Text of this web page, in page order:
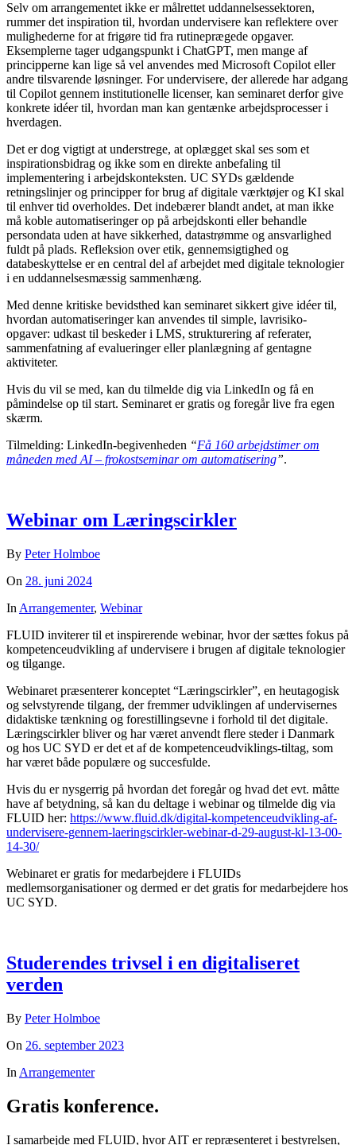
Selv om arrangementet ikke er målrettet uddannelsessektoren,
rummer det inspiration til, hvordan undervisere kan reflektere over
mulighederne for at frigøre tid fra rutineprægede opgaver.
Eksemplerne tager udgangspunkt i ChatGPT, men mange af
principperne kan lige så vel anvendes med Microsoft Copilot eller
andre tilsvarende løsninger. For undervisere, der allerede har adgang
til Copilot gennem institutionelle licenser, kan seminaret derfor give
konkrete idéer til, hvordan man kan gentænke arbejdsprocesser i
hverdagen.
Det er dog vigtigt at understrege, at oplægget skal ses som et
inspirationsbidrag og ikke som en direkte anbefaling til
implementering i arbejdskonteksten. UC SYDs gældende
retningslinjer og principper for brug af digitale værktøjer og KI skal
til enhver tid overholdes. Det indebærer blandt andet, at man ikke
må koble automatiseringer op på arbejdskonti eller behandle
persondata uden at have sikkerhed, datastrømme og ansvarlighed
fuldt på plads. Refleksion over etik, gennemsigtighed og
databeskyttelse er en central del af arbejdet med digitale teknologier
i en uddannelsesmæssig sammenhæng.
Med denne kritiske bevidsthed kan seminaret sikkert give idéer til,
hvordan automatiseringer kan anvendes til simple, lavrisiko-
opgaver: udkast til beskeder i LMS, strukturering af referater,
sammenfatning af evalueringer eller planlægning af gentagne
aktiviteter.
Hvis du vil se med, kan du tilmelde dig via LinkedIn og få en
påmindelse op til start. Seminaret er gratis og foregår live fra egen
skærm.
Tilmelding: LinkedIn-begivenheden “Få 160 arbejdstimer om
måneden med AI – frokostseminar om automatisering”.
Webinar om Læringscirkler
By Peter Holmboe
On 28. juni 2024
In Arrangementer, Webinar
FLUID inviterer til et inspirerende webinar, hvor der sættes fokus på
kompetenceudvikling af undervisere i brugen af digitale teknologier
og tilgange.
Webinaret præsenterer konceptet “Læringscirkler”, en heutagogisk
og selvstyrende tilgang, der fremmer udviklingen af undervisernes
didaktiske tænkning og forestillingsevne i forhold til det digitale.
Læringscirkler bliver og har været anvendt flere steder i Danmark
og hos UC SYD er det et af de kompetenceudviklings-tiltag, som
har været både populære og succesfulde.
Hvis du er nysgerrig på hvordan det foregår og hvad det evt. måtte
have af betydning, så kan du deltage i webinar og tilmelde dig via
FLUID her: https://www.fluid.dk/digital-kompetenceudvikling-af-
undervisere-gennem-laeringscirkler-webinar-d-29-august-kl-13-00-
14-30/
Webinaret er gratis for medarbejdere i FLUIDs
medlemsorganisationer og dermed er det gratis for medarbejdere hos
UC SYD.
Studerendes trivsel i en digitaliseret
verden
By Peter Holmboe
On 26. september 2023
In Arrangementer
Gratis konference.
I samarbejde med FLUID, hvor AIT er repræsenteret i bestyrelsen,